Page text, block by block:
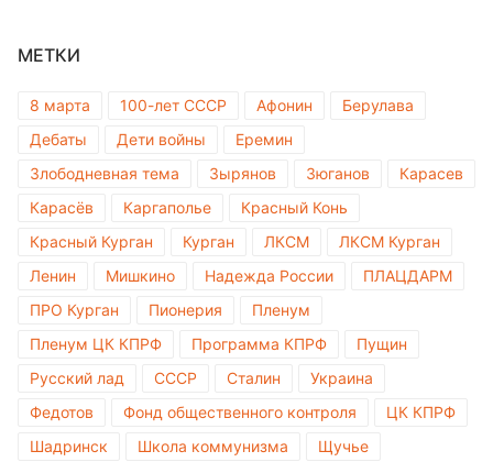
МЕТКИ
8 марта 100-лет СССР Афонин
Берулава
Дебаты
Дети войны
Еремин
Злободневная тема
Зырянов Зюганов
Карасев
Карасёв
Каргаполье
Красный Конь
Красный Курган
Курган ЛКСМ
ЛКСМ Курган
Ленин
Мишкино Надежда России
ПЛАЦДАРМ
ПРО Курган
Пионерия
Пленум
Пленум ЦК КПРФ
Программа КПРФ
Пущин
Русский лад
СССР Сталин
Украина
Федотов
Фонд общественного контроля
ЦК КПРФ
Шадринск
Школа коммунизма
Щучье